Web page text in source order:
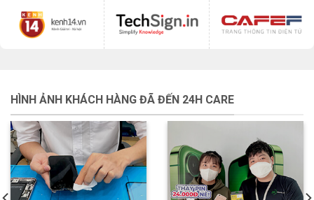
HÌNH ẢNH KHÁCH HÀNG ĐÃ ĐẾN 24H CARE